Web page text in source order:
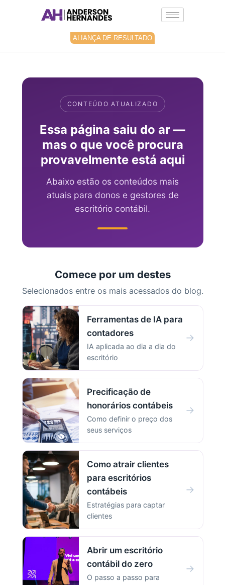
ALIANÇA DE RESULTADO
CONTEÚDO ATUALIZADO
Essa página saiu do ar —
mas o que você procura
provavelmente está aqui
Abaixo estão os conteúdos mais
atuais para donos e gestores de
escritório contábil.
Comece por um destes
Selecionados entre os mais acessados do blog.
Ferramentas de IA para
contadores
IA aplicada ao dia a dia do
escritório
→
Precificação de
honorários contábeis
Como definir o preço dos
seus serviços
→
Como atrair clientes
para escritórios
contábeis
Estratégias para captar
clientes
→
Abrir um escritório
contábil do zero
O passo a passo para
→